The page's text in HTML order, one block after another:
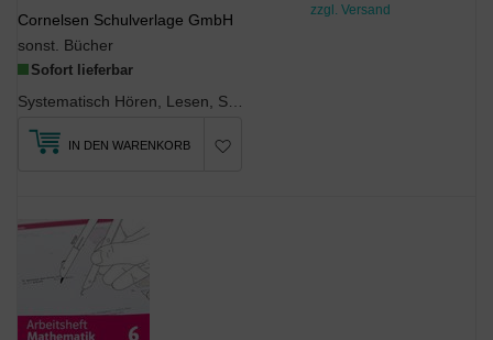
Cornelsen Schulverlage GmbH
sonst. Bücher
Sofort lieferbar
zzgl. Versand
IN DEN WARENKORB